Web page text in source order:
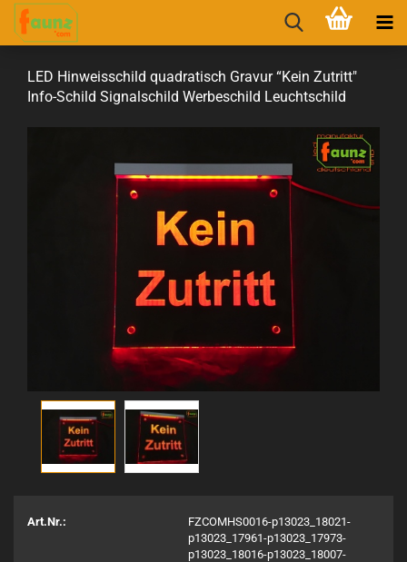
LED Hin­weis­schild qua­dra­tisch Gra­vur “Kein Zu­tritt"
Info-​Schild Si­gnal­schild Wer­be­schild Leucht­schild
Art.Nr.:
FZCOMHS0016-p13023_18021-
p13023_17961-p13023_17973-
p13023_18016-p13023_18007-